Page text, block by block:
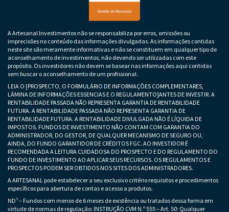
A Artesanal Investimentos não se responsabiliza por erros, omissões ou
imprecisões no conteúdo das informações divulgadas. As informações contidas
neste site são meramente informativas e não se constituem em qualquer tipo de
aconselhamento de investimentos, não devendo ser utilizadas com este
propósito. Os investidores não devem se basear nas informações aqui contidas
sem buscar o aconselhamento de um profissional.
LEIA O [PROSPECTO, O FORMULÁRIO DE INFORMAÇÕES COMPLEMENTARES,
LÂMINA DE INFORMAÇÕES ESSENCIAS E O REGULAMENTO]ANTES DE INVESTIR. A
RENTABILIDADE PASSADA NÃO REPRESENTA GARANTIA DE RENTABILIDADE
FUTURA. A RENTABILIDADE PASSADA NÃO REPRESENTA GARANTIA DE
RENTABILIDADE FUTURA. A RENTABILIDADE DIVULGADA NÃO É LÍQUIDA DE
IMPOSTOS. FUNDOS DE INVESTIMENTO NÃO CONTAM COM GARANTIA DO
ADMINISTRADOR, DO GESTOR, DE QUALQUER MECANISMO DE SEGURO OU,
AINDA, DO FUNDO GARANTIDOR DE CRÉDITOS FGC. AO INVESTIDOR É
RECOMENDADA A LEITURA CUIDADOSA DO PROSPECTO E DO REGULAMENTO DO
FUNDO DE INVESTIMENTO AO APLICAR SEUS RECURSOS. OS REGULAMENTOS E
PROSPECTOS PODEM SER OBTIDOS NOS SITES DOS ADMINISTRADORES.
A ARTESANAL pode estabelecer a seu exclusivo critério requisitos e procedimentos
específicos para abertura de contas e acesso a produtos.
ND¹ – Fundos com menos de 6 meses de existência ou tratados dessa forma em
virtude de normas de regulação: INSTRUÇÃO CVM N.º 555 – Art. 50: Qualquer